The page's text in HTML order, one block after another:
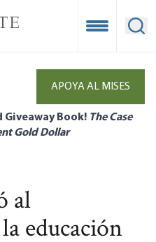
Open
APOYA AL MISES
Giveaway Book! The Case
Gold Dollar
al
educación